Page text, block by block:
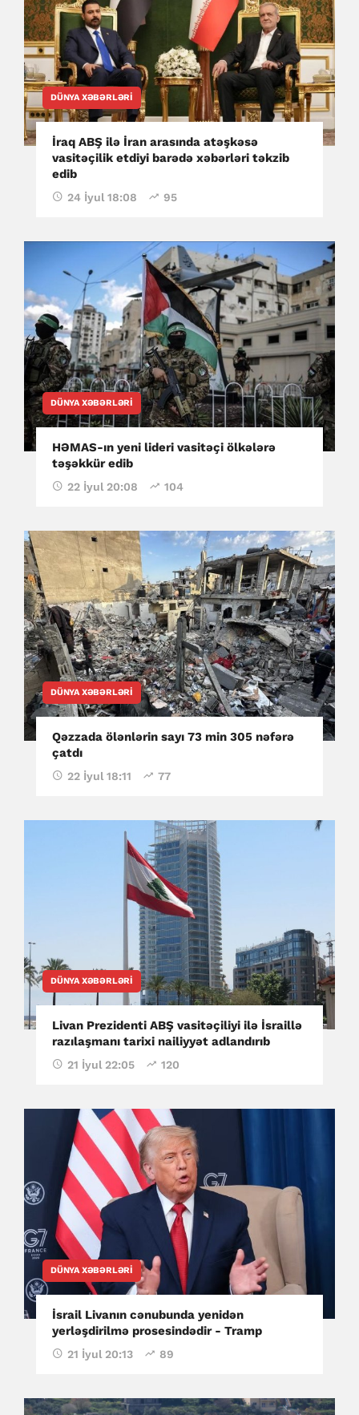
DÜNYA XƏBƏRLƏRI
İraq ABŞ ilə İran arasında atəşkəsə
vasitəçilik etdiyi barədə xəbərləri təkzib
edib
24 İyul 18:08 95
DÜNYA XƏBƏRLƏRI
HƏMAS-ın yeni lideri vasitəçi ölkələrə
təşəkkür edib
22 İyul 20:08 104
DÜNYA XƏBƏRLƏRI
Qəzzada ölənlərin sayı 73 min 305 nəfərə
çatdı
22 İyul 18:11 77
DÜNYA XƏBƏRLƏRI
Livan Prezidenti ABŞ vasitəçiliyi ilə İsraillə
razılaşmanı tarixi nailiyyət adlandırıb
21 İyul 22:05 120
DÜNYA XƏBƏRLƏRI
İsrail Livanın cənubunda yenidən
yerləşdirilmə prosesindədir - Tramp
21 İyul 20:13 89